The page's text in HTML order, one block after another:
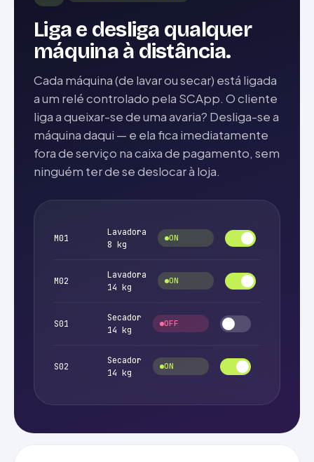
Liga e desliga qualquer
máquina à distância.
Cada máquina (de lavar ou secar) está ligada
a um relé controlado pela SCApp. O cliente
liga a queixar-se de uma avaria? Desliga-se a
máquina daqui — e ela fica imediatamente
fora de serviço na caixa de pagamento, sem
ninguém ter de se deslocar à loja.
M01
Lavadora
8 kg
ON
M02
Lavadora
14 kg
ON
S01
Secador
14 kg
OFF
S02
Secador
14 kg
ON